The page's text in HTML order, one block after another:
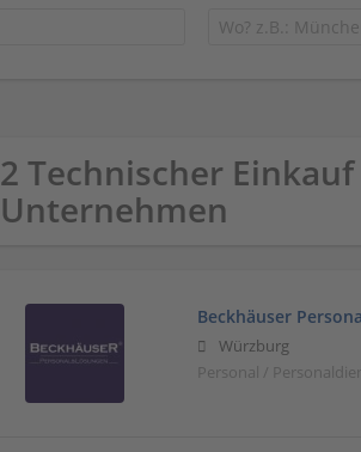
2 Technischer
Unternehmen
Beckhäuser
Würzburg
Personal /